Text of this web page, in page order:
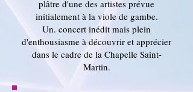
plâtre d'une des artistes prévue
initialement à la viole de gambe.
Un. concert inédit mais plein
d'enthousiasme à découvrir et apprécier
dans le cadre de la Chapelle Saint-
Martin.